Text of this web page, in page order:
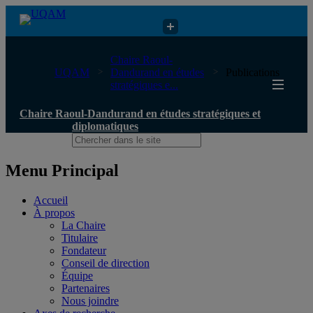
Chaire Raoul-Dandurand en études stratégiques et diplomatiques
UQAM
Chaire Raoul-
Dandurand en études
stratégiques e...
Publications
Chaire Raoul-Dandurand en études stratégiques et
diplomatiques
Menu Principal
Accueil
À propos
La Chaire
Titulaire
Fondateur
Conseil de direction
Équipe
Partenaires
Nous joindre